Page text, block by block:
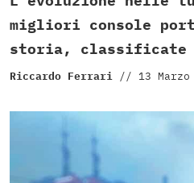
migliori console
storia, classificate
Riccardo Ferrari // 13 Marzo